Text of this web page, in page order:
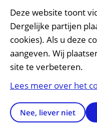
Verwijzers
Mijn patiënt verwijzen
Teleconsult aanvragen
Diagnostiek aanvragen
Zorgverlenersportaal
Service, contact en
Deze website toont
Dergelijke partijen
cookies). Als u deze
aangeven. Wij
site te verbeteren.
Lees meer over het
Nee, liever niet